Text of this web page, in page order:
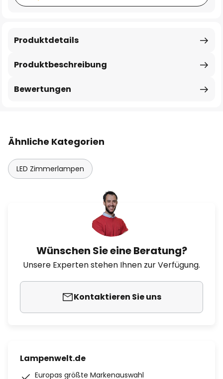
Produktbeschreibung
Produktdetails
Bewertungen
Ähnliche Kategorien
LED Zimmerlampen
Wünschen Sie eine Beratung?
Unsere Experten stehen Ihnen zur Verfügung.
Kontaktieren Sie uns
Lampenwelt.de
Europas größte Markenauswahl